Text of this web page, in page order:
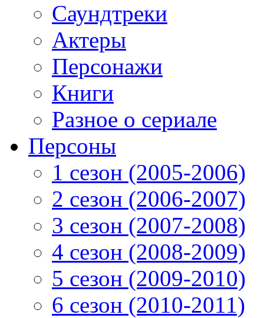
Саундтреки
Актеры
Персонажи
Книги
Разное о сериале
Персоны
1 сезон (2005-2006)
2 сезон (2006-2007)
3 сезон (2007-2008)
4 сезон (2008-2009)
5 сезон (2009-2010)
6 сезон (2010-2011)